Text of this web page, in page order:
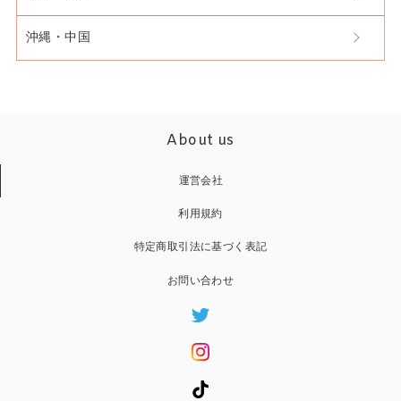
沖縄・中国
About us
運営会社
利用規約
特定商取引法に基づく表記
お問い合わせ